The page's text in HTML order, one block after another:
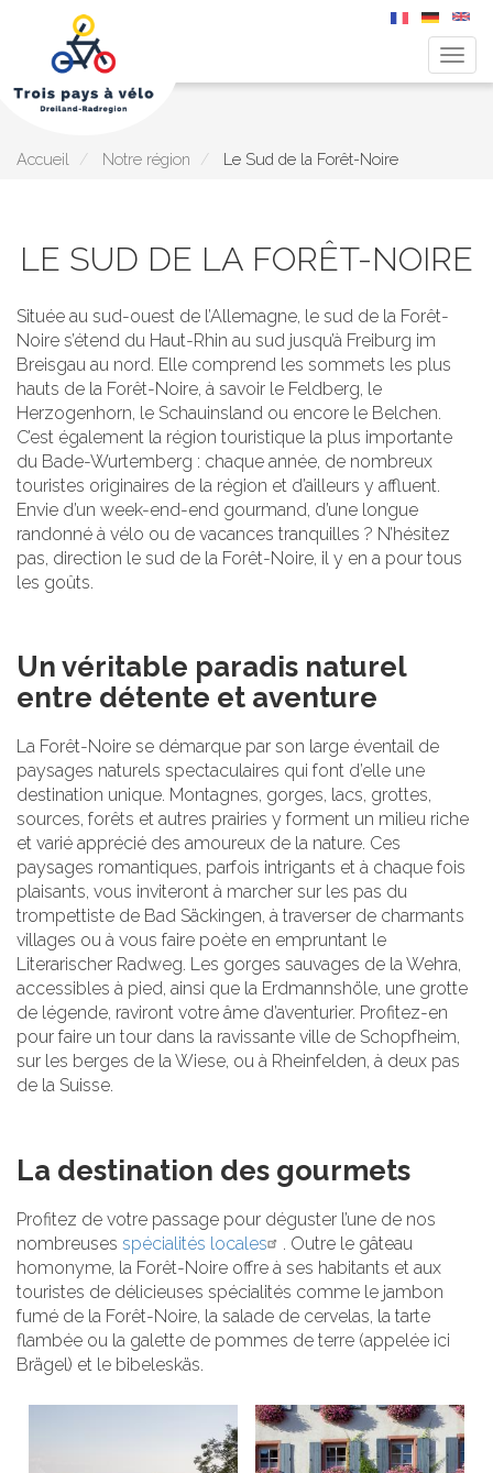
Aller
principal
Accueil Notre région Le Sud de la Forêt-Noire
LE SUD DE LA FORÊT-NOIRE
Située au sud-ouest de l’Allemagne, le sud de la Forêt-
Noire s’étend du Haut-Rhin au sud jusqu’à Freiburg im
Breisgau au nord. Elle comprend les sommets les plus
hauts de la Forêt-Noire, à savoir le Feldberg, le
Herzogenhorn, le Schauinsland ou encore le Belchen.
C’est également la région touristique la plus importante
du Bade-Wurtemberg : chaque année, de nombreux
touristes originaires de la région et d’ailleurs y affluent.
Envie d’un week-end-end gourmand, d’une longue
randonné à vélo ou de vacances tranquilles ? N’hésitez
pas, direction le sud de la Forêt-Noire, il y en a pour tous
les goûts.
Un véritable paradis naturel
entre détente et aventure
La Forêt-Noire se démarque par son large éventail de
paysages naturels spectaculaires qui font d’elle une
destination unique. Montagnes, gorges, lacs, grottes,
sources, forêts et autres prairies y forment un milieu riche
et varié apprécié des amoureux de la nature. Ces
paysages romantiques, parfois intrigants et à chaque fois
plaisants, vous inviteront à marcher sur les pas du
trompettiste de Bad Säckingen, à traverser de charmants
villages ou à vous faire poète en empruntant le
Literarischer Radweg. Les gorges sauvages de la Wehra,
accessibles à pied, ainsi que la Erdmannshöle, une grotte
de légende, raviront votre âme d’aventurier. Profitez-en
pour faire un tour dans la ravissante ville de Schopfheim,
sur les berges de la Wiese, ou à Rheinfelden, à deux pas
de la Suisse.
La destination des gourmets
Profitez de votre passage pour déguster l’une de nos
nombreuses spécialités locales
. Outre le gâteau
homonyme, la Forêt-Noire offre à ses habitants et aux
touristes de délicieuses spécialités comme le jambon
fumé de la Forêt-Noire, la salade de cervelas, la tarte
flambée ou la galette de pommes de terre (appelée ici
Brägel) et le bibeleskäs.